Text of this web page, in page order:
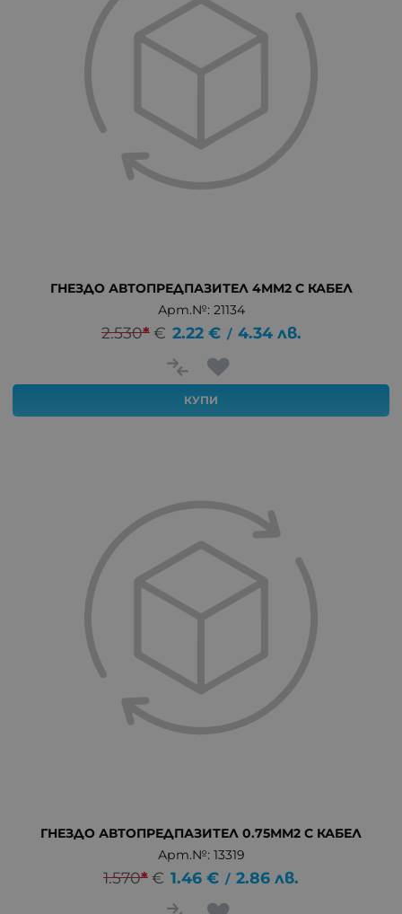
ГНЕЗДО АВТОПРЕДПАЗИТЕЛ 4ММ2 С КАБЕЛ
Арт.№: 21134
2.530* € 2.22 € / 4.34 лв.
КУПИ
ГНЕЗДО АВТОПРЕДПАЗИТЕЛ 0.75ММ2 С КАБЕЛ
Арт.№: 13319
1.570*€ 1.46 € / 2.86 лв.